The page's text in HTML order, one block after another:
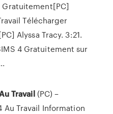
Gratuitement[PC]
Télécharger
Alyssa Tracy. 3:21.
4 Gratuitement sur
Travail(PC) –
Au Travail Information